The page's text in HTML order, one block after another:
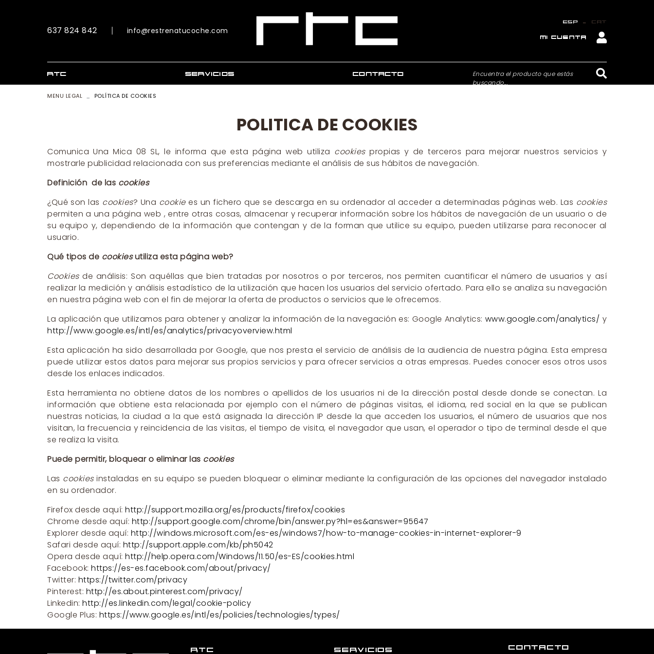
637 824 842 info@restrenatucoche.com
ESP CAT
MI CUENTA
RTC SERVICIOS
RTC EXPERIENCE VIP
Vídeos interactivos de vehículos nuevos,
liquidaciones de stock y vehículos de ocasión
Oferta puntual
CONTACTO
Encuentra el producto que estás
buscando...
MENU LEGAL POLÍTICA DE COOKIES
POLITICA DE COOKIES
Comunica Una Mica 08 SL, le informa que esta página web utiliza cookiespropias y de terceros para mejorar nuestros servicios y
mostrarle publicidad relacionada con sus preferencias mediante el análisis de sus hábitos de navegación.
Definición de las cookies
¿Qué son las cookies? Una cookiees un fichero que se descarga en su ordenador al acceder a determinadas páginas web. Las cookies
permiten a una página web , entre otras cosas, almacenar y recuperar información sobre los hábitos de navegación de un usuario o de
su equipo y, dependiendo de la información que contengan y de la forman que utilice su equipo, pueden utilizarse para reconocer al
usuario.
Qué tipos de cookiesutiliza esta página web?
Cookiesde análisis: Son aquéllas que bien tratadas por nosotros o por terceros, nos permiten cuantificar el número de usuarios y así
realizar la medición y análisis estadístico de la utilización que hacen los usuarios del servicio ofertado. Para ello se analiza su navegación
en nuestra página web con el fin de mejorar la oferta de productos o servicios que le ofrecemos.
La aplicación que utilizamos para obtener y analizar la información de la navegación es: Google Analytics: www.google.com/analytics/ y
http://www.google.es/intl/es/analytics/privacyoverview.html
Esta aplicación ha sido desarrollada por Google, que nos presta el servicio de análisis de la audiencia de nuestra página. Esta empresa
puede utilizar estos datos para mejorar sus propios servicios y para ofrecer servicios a otras empresas. Puedes conocer esos otros usos
desde los enlaces indicados.
Esta herramienta no obtiene datos de los nombres o apellidos de los usuarios ni de la dirección postal desde donde se conectan. La
información que obtiene esta relacionada por ejemplo con el número de páginas visitas, el idioma, red social en la que se publican
nuestras noticias, la ciudad a la que está asignada la dirección IP desde la que acceden los usuarios, el número de usuarios que nos
visitan, la frecuencia y reincidencia de las visitas, el tiempo de visita, el navegador que usan, el operador o tipo de terminal desde el que
se realiza la visita.
Puede permitir, bloquear o eliminar las cookies
Las cookiesinstaladas en su equipo se pueden bloquear o eliminar mediante la configuración de las opciones del navegador instalado
en su ordenador.
Firefox desde aquí: http://support.mozilla.org/es/products/firefox/cookies
Chrome desde aquí: http://support.google.com/chrome/bin/answer.py?hl=es&answer=95647
Explorer desde aquí: http://windows.microsoft.com/es-es/windows7/how-to-manage-cookies-in-internet-explorer-9
Safari desde aquí: http://support.apple.com/kb/ph5042
Opera desde aquí: http://help.opera.com/Windows/11.50/es-ES/cookies.html
Facebook: https://es-es.facebook.com/about/privacy/
Twitter: https://twitter.com/privacy
Pinterest: http://es.about.pinterest.com/privacy/
Linkedin: http://es.linkedin.com/legal/cookie-policy
Google Plus: https://www.google.es/intl/es/policies/technologies/types/
RTC SERVICIOS CONTACTO